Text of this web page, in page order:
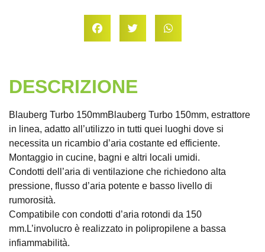
DESCRIZIONE
Blauberg Turbo 150mmBlauberg Turbo 150mm, estrattore
in linea, adatto all’utilizzo in tutti quei luoghi dove si
necessita un ricambio d’aria costante ed efficiente.
Montaggio in cucine, bagni e altri locali umidi.
Condotti dell’aria di ventilazione che richiedono alta
pressione, flusso d’aria potente e basso livello di
rumorosità.
Compatibile con condotti d’aria rotondi da 150
mm.L’involucro è realizzato in polipropilene a bassa
infiammabilità.